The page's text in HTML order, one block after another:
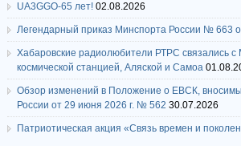
UA3GGO-65 лет! 02.08.2026
Легендарный приказ Минспорта России № 663
Хабаровские радиолюбители РТРС связались
космической станцией, Аляской и Самоа
Обзор изменений в Положение о ЕВСК,
России от 29 июня 2026 г. № 562 30.07.2026
Патриотическая акция «Связь времен и